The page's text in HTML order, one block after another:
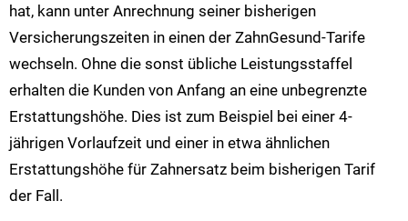
hat, kann unter Anrechnung seiner bisherigen
Versicherungszeiten in einen der ZahnGesund-Tarife
wechseln. Ohne die sonst übliche Leistungsstaffel
erhalten die Kunden von Anfang an eine unbegrenzte
Erstattungshöhe. Dies ist zum Beispiel bei einer 4-
jährigen Vorlaufzeit und einer in etwa ähnlichen
Erstattungshöhe für Zahnersatz beim bisherigen Tarif
der Fall.